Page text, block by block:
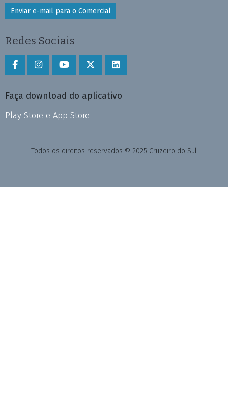
Enviar e-mail para o Comercial
Redes Sociais
Faça download do aplicativo
Play Store e App Store
Todos os direitos reservados © 2025 Cruzeiro do Sul